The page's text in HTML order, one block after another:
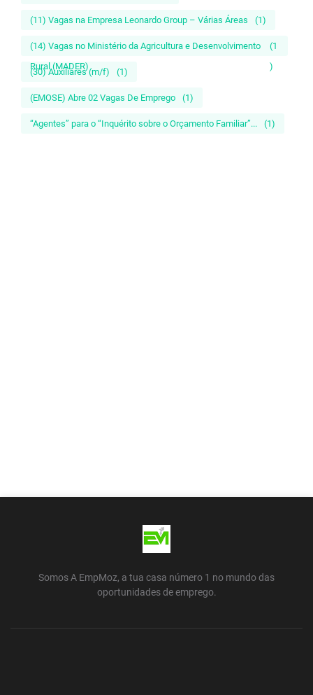
(11) Vagas na Empresa Leonardo Group – Várias Áreas (1)
(14) Vagas no Ministério da Agricultura e Desenvolvimento
Rural (MADER)
(1
)
(30) Auxiliares (m/f) (1)
(EMOSE) Abre 02 Vagas De Emprego (1)
“Agentes” para o “Inquérito sobre o Orçamento Familiar”... (1)
Somos A EmpMoz, a tua casa número 1 no mundo das
oportunidades de emprego.